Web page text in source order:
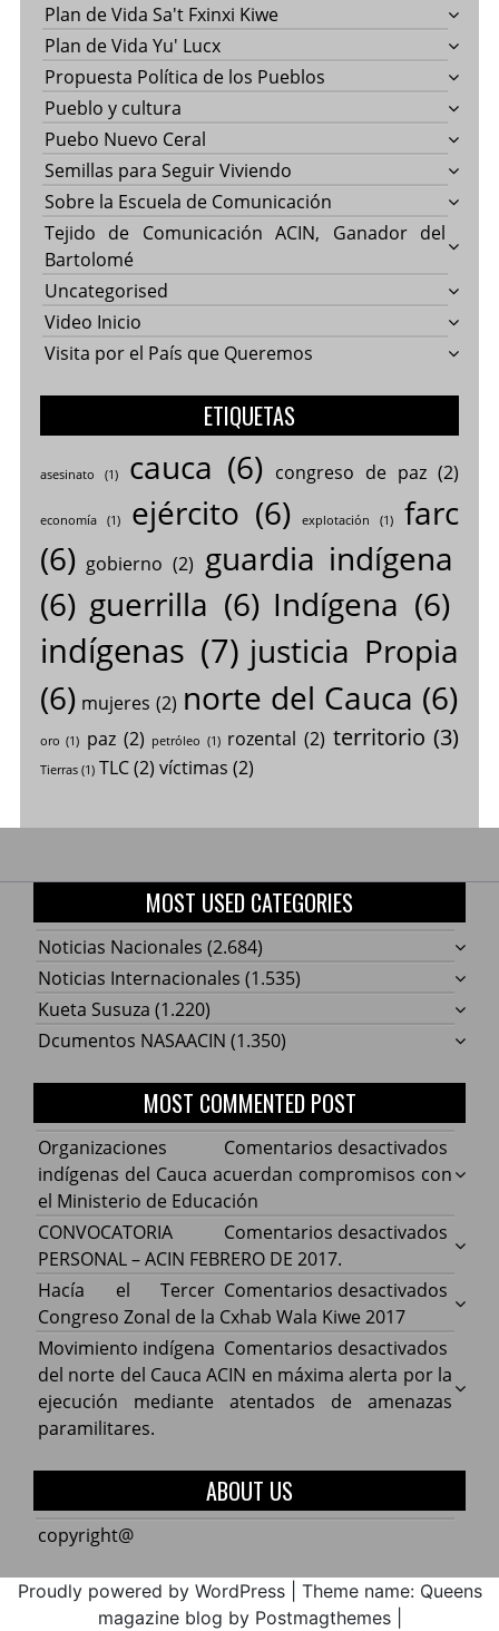
Plan de Vida Sa't Fxinxi Kiwe
Plan de Vida Yu' Lucx
Propuesta Política de los Pueblos
Pueblo y cultura
Puebo Nuevo Ceral
Semillas para Seguir Viviendo
Sobre la Escuela de Comunicación
Tejido de Comunicación ACIN, Ganador del
Bartolomé
Uncategorised
Video Inicio
Visita por el País que Queremos
ETIQUETAS
asesinato (1) cauca (6) congreso de paz(2)
economía(1) ejército (6) explotación (1)
farc
(6) gobierno (2) guardia indígena
(6) guerrilla (6) Indígena (6)
indígenas (7) justicia Propia
(6) mujeres (2) norte del Cauca (6)
oro (1) paz (2) petróleo (1) rozental (2) territorio (3)
Tierras(1) TLC(2) víctimas (2)
MOST USED CATEGORIES
Noticias Nacionales (2.684)
Noticias Internacionales (1.535)
Kueta Susuza (1.220)
Dcumentos NASAACIN (1.350)
MOST COMMENTED POST
Comentarios desactivados
Cauca
con
de
Organizaciones
indígenas del Cauca acuerdan compromisos con
el Ministerio de Educación
Comentarios desactivados
ACIN
DE
CONVOCATORIA
PERSONAL – ACIN FEBRERO DE 2017.
Comentarios desactivados
Hacía
la
2017
Hacía el Tercer
Congreso Zonal de la Cxhab Wala Kiwe 2017
Comentarios desactivados
Cauca
Movimiento indígena
del norte del Cauca ACIN en máxima alerta por la
ejecución mediante atentados de amenazas
paramilitares.
ABOUT US
copyright@
Proudly powered by WordPress
Theme name: Queens
magazine blog by Postmagthemes